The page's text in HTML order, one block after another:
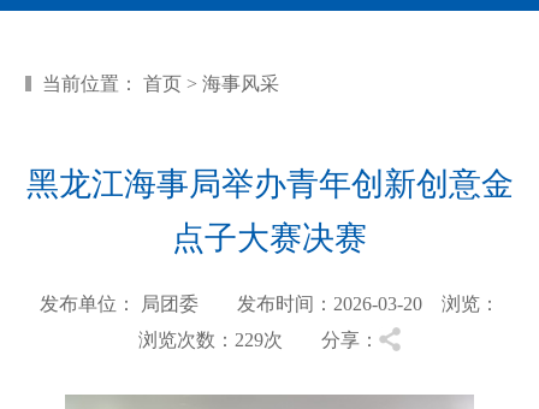
当前位置： 首页 > 海事风采
黑龙江海事局举办青年创新创意金
点子大赛决赛
发布单位： 局团委 发布时间：2026-03-20 浏览：
浏览次数：229次 分享：